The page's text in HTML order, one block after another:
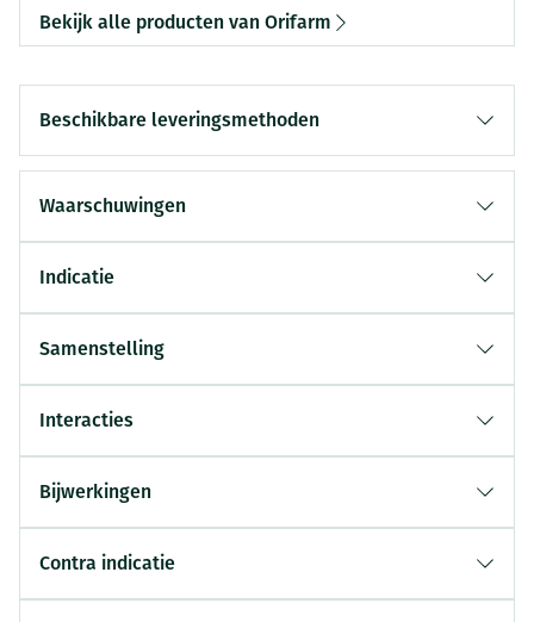
Bekijk alle producten van Orifarm
Beschikbare leveringsmethoden
Waarschuwingen
Indicatie
Samenstelling
Interacties
Bijwerkingen
Contra indicatie